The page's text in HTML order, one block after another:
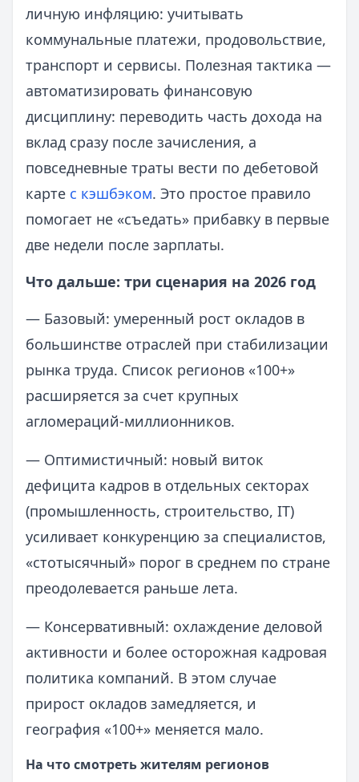
личную инфляцию: учитывать
коммунальные платежи, продовольствие,
транспорт и сервисы. Полезная тактика —
автоматизировать финансовую
дисциплину: переводить часть дохода на
вклад сразу после зачисления, а
повседневные траты вести по дебетовой
карте с кэшбэком. Это простое правило
помогает не «съедать» прибавку в первые
две недели после зарплаты.
Что дальше: три сценария на 2026 год
— Базовый: умеренный рост окладов в
большинстве отраслей при стабилизации
рынка труда. Список регионов «100+»
расширяется за счет крупных
агломераций-миллионников.
— Оптимистичный: новый виток
дефицита кадров в отдельных секторах
(промышленность, строительство, IT)
усиливает конкуренцию за специалистов,
«стотысячный» порог в среднем по стране
преодолевается раньше лета.
— Консервативный: охлаждение деловой
активности и более осторожная кадровая
политика компаний. В этом случае
прирост окладов замедляется, и
география «100+» меняется мало.
На что смотреть жителям регионов